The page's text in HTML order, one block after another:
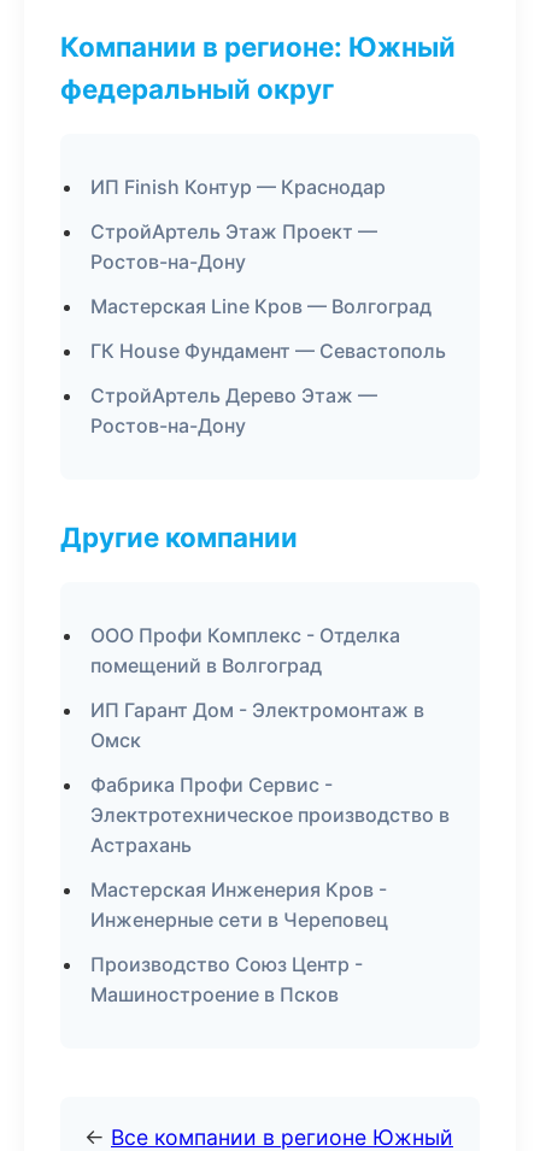
Компании в регионе: Южный
федеральный округ
ИП Finish Контур — Краснодар
СтройАртель Этаж Проект —
Ростов-на-Дону
Мастерская Line Кров — Волгоград
ГК House Фундамент — Севастополь
СтройАртель Дерево Этаж —
Ростов-на-Дону
Другие компании
ООО Профи Комплекс - Отделка
помещений в Волгоград
ИП Гарант Дом - Электромонтаж в
Омск
Фабрика Профи Сервис -
Электротехническое производство в
Астрахань
Мастерская Инженерия Кров -
Инженерные сети в Череповец
Производство Союз Центр -
Машиностроение в Псков
← Все компании в регионе Южный